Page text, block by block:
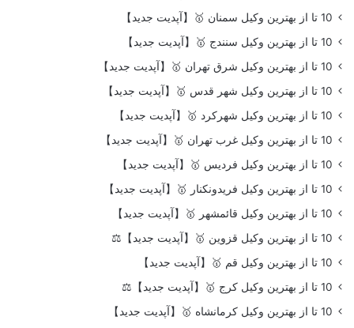
10 تا از بهترین وکیل سمنان 🥇【آپدیت جدید】
10 تا از بهترین وکیل سنندج 🥇【آپدیت جدید】
10 تا از بهترین وکیل شرق تهران 🥇【آپدیت جدید】
10 تا از بهترین وکیل شهر قدس 🥇【آپدیت جدید】
10 تا از بهترین وکیل شهرکرد 🥇【آپدیت جدید】
10 تا از بهترین وکیل غرب تهران 🥇【آپدیت جدید】
10 تا از بهترین وکیل فردیس 🥇【آپدیت جدید】
10 تا از بهترین وکیل فریدونکنار 🥇【آپدیت جدید】
10 تا از بهترین وکیل قائمشهر 🥇【آپدیت جدید】
10 تا از بهترین وکیل قزوین 🥇【آپدیت جدید】⚖️
10 تا از بهترین وکیل قم 🥇【آپدیت جدید】
10 تا از بهترین وکیل کرج 🥇【آپدیت جدید】⚖️
10 تا از بهترین وکیل کرمانشاه 🥇【آپدیت جدید】